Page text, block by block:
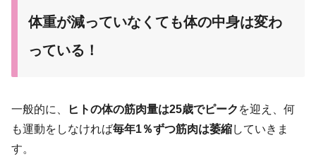
体重が減っていなくても体の中身は変わ
っている！
一般的に、 ヒトの体の筋肉量は25歳でピーク を迎え、何
も運動をしなければ毎年1％ずつ筋肉は萎縮していきま
す。